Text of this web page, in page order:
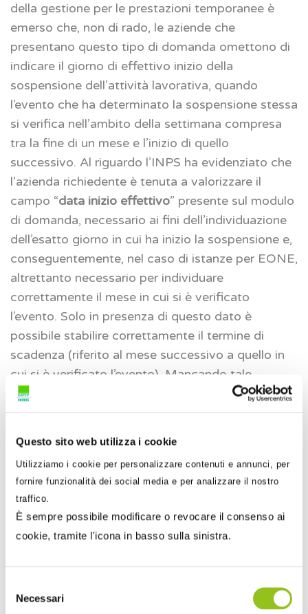
Questo sito web utilizza i cookie
Utilizziamo i cookie per personalizzare contenuti e annunci, per
fornire funzionalità dei social media e per analizzare il nostro
traffico.
È sempre possibile modificare o revocare il consenso ai
cookie, tramite l'icona in basso sulla sinistra.
delNecessari
della gestione per le prestazioni temporanee è
emerso che, non di rado, le aziende che
presentano questo tipo di domanda omettono di
indicare il giorno di effettivo inizio della
sospensione dell’attività lavorativa, quando
l’evento che ha determinato la sospensione stessa
si verifica nell’ambito della settimana compresa
tra la fine di un mese e l’inizio di quello
successivo. Al riguardo l’INPS ha evidenziato che
l’azienda richiedente è tenuta a valorizzare il
campo “data inizio effettivo” presente sul modulo
di domanda, necessario ai fini dell’individuazione
dell’esatto giorno in cui ha inizio la sospensione e,
conseguentemente, nel caso di istanze per EONE,
altrettanto necessario per individuare
correttamente il mese in cui si è verificato
l’evento. Solo in presenza di questo dato è
possibile stabilire correttamente il termine di
scadenza (riferito al mese successivo a quello in
cui si è verificato l’evento). Mancando tale
specifica indicazione, l’Istituto considera come
domanda.
È emerso inoltre che, nel caso di istanze per
eventi meteo
numerose aziende presentano un’unica domanda
entro il termine del mese successivo a quello in
nella settimana compresa tra la fine di un mese e